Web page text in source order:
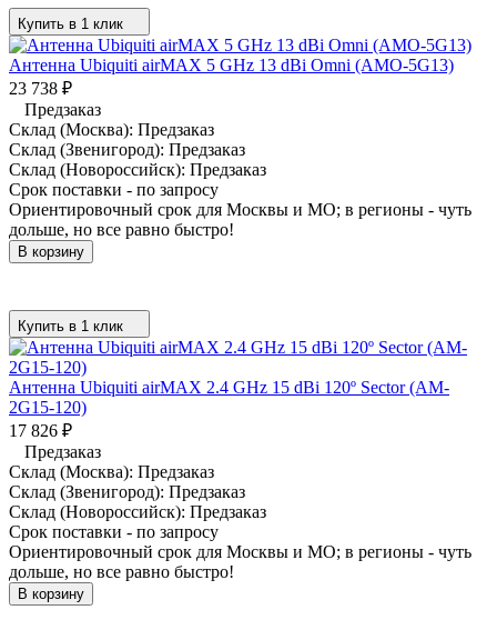
Купить в 1 клик
Антенна Ubiquiti airMAX 5 GHz 13 dBi Omni (AMO-5G13)
23 738 ₽
Предзаказ
Склад (Москва): Предзаказ
Склад (Звенигород): Предзаказ
Склад (Новороссийск): Предзаказ
Срок поставки - по запросу
Ориентировочный срок для Москвы и МО; в регионы - чуть
дольше, но все равно быстро!
В корзину
Купить в 1 клик
Антенна Ubiquiti airMAX 2.4 GHz 15 dBi 120º Sector (AM-
2G15-120)
17 826 ₽
Предзаказ
Склад (Москва): Предзаказ
Склад (Звенигород): Предзаказ
Склад (Новороссийск): Предзаказ
Срок поставки - по запросу
Ориентировочный срок для Москвы и МО; в регионы - чуть
дольше, но все равно быстро!
В корзину